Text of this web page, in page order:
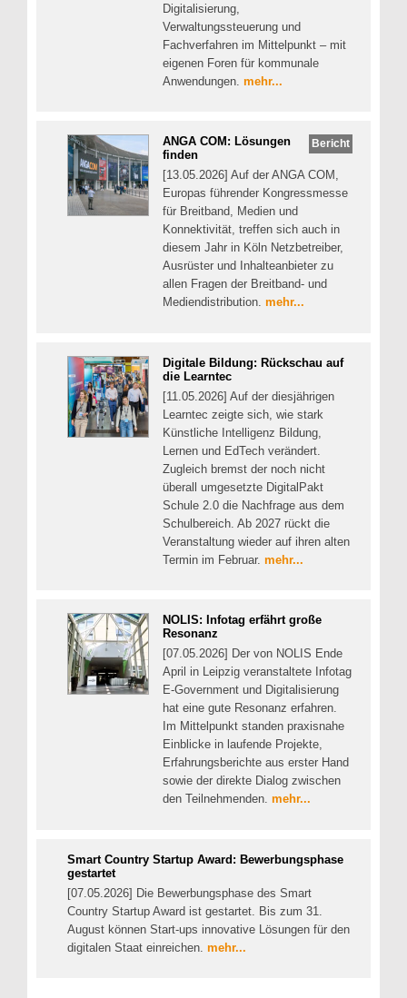
Digitalisierung,
Verwaltungssteuerung und
Fachverfahren im Mittelpunkt – mit
eigenen Foren für kommunale
Anwendungen. mehr...
Bericht
ANGA COM: Lösungen
finden
[13.05.2026] Auf der ANGA COM,
Europas führender Kongressmesse
für Breitband, Medien und
Konnektivität, treffen sich auch in
diesem Jahr in Köln Netzbetreiber,
Ausrüster und Inhalteanbieter zu
allen Fragen der Breitband- und
Mediendistribution. mehr...
Digitale Bildung: Rückschau auf
die Learntec
[11.05.2026] Auf der diesjährigen
Learntec zeigte sich, wie stark
Künstliche Intelligenz Bildung,
Lernen und EdTech verändert.
Zugleich bremst der noch nicht
überall umgesetzte DigitalPakt
Schule 2.0 die Nachfrage aus dem
Schulbereich. Ab 2027 rückt die
Veranstaltung wieder auf ihren alten
Termin im Februar. mehr...
NOLIS: Infotag erfährt große
Resonanz
[07.05.2026] Der von NOLIS Ende
April in Leipzig veranstaltete Infotag
E-Government und Digitalisierung
hat eine gute Resonanz erfahren.
Im Mittelpunkt standen praxisnahe
Einblicke in laufende Projekte,
Erfahrungsberichte aus erster Hand
sowie der direkte Dialog zwischen
den Teilnehmenden. mehr...
Smart Country Startup Award: Bewerbungsphase
gestartet
[07.05.2026] Die Bewerbungsphase des Smart
Country Startup Award ist gestartet. Bis zum 31.
August können Start-ups innovative Lösungen für den
digitalen Staat einreichen. mehr...